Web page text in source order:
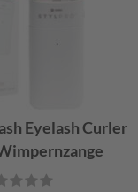
Eyelash Curler